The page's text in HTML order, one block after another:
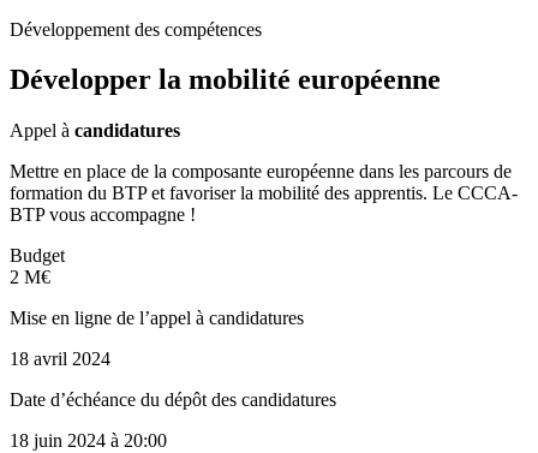
Développement des compétences
Développer la mobilité européenne
Appel à candidatures
Mettre en place de la composante européenne dans les parcours de
formation du BTP et favoriser la mobilité des apprentis. Le CCCA-
BTP vous accompagne !
Budget
2 M€
Mise en ligne de l’appel à candidatures
18 avril 2024
Date d’échéance du dépôt des candidatures
18 juin 2024 à 20:00